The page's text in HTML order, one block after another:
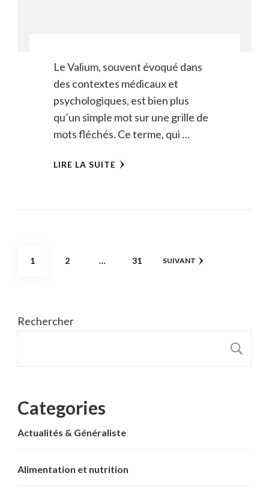
Le Valium, souvent évoqué dans
des contextes médicaux et
psychologiques, est bien plus
qu’un simple mot sur une grille de
mots fléchés. Ce terme, qui …
LIRE LA SUITE
Pagination
PAGE
1 PAGE
2 … PAGE
31 SUIVANT
Rechercher
Categories
Actualités & Généraliste
Alimentation et nutrition